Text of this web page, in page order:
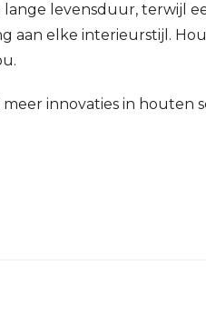
levensduur, terwijl
aan elke interieurstijl.
innovaties in houten